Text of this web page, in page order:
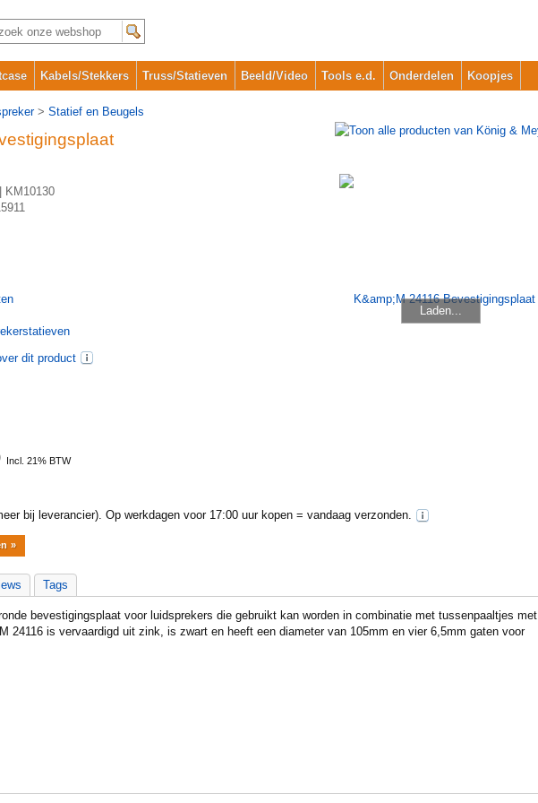
Kabels/Stekkers Truss/Statieven Beeld/Video Tools e.d. Onderdelen Koopjes
> Statief en Beugels
Laden...
KM10130
dit product
Incl. 21% BTW
bij leverancier). Op werkdagen voor 17:00 uur kopen = vandaag verzonden.
Tags
bevestigingsplaat voor luidsprekers die gebruikt kan worden in combinatie met tussenpaaltjes met
24116 is vervaardigd uit zink, is zwart en heeft een diameter van 105mm en vier 6,5mm gaten voor